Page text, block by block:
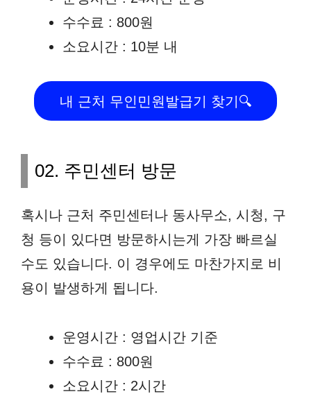
수수료 : 800원
소요시간 : 10분 내
내 근처 무인민원발급기 찾기🔍
02. 주민센터 방문
혹시나 근처 주민센터나 동사무소, 시청, 구
청 등이 있다면 방문하시는게 가장 빠르실
수도 있습니다. 이 경우에도 마찬가지로 비
용이 발생하게 됩니다.
운영시간 : 영업시간 기준
수수료 : 800원
소요시간 : 2시간